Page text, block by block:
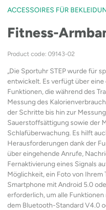
ACCESSOIRES FÜR
Fitness-
Product code: 09143-02
„Die Sportuhr STEP wurde für
entwickelt. Es verfügt über
Funktionen, die während des
Messung des
der Schritte bis hin zur
Sauerstoffsättigung sowie der
Schlafüberwachung. Es hilft
Herausforderungen dank der
über eingehende Anrufe,
Fernaktivierung eines Signals
Möglichkeit, ein Foto von Ihrem
Smartphone mit Android 5.0
erforderlich, um alle
dem Bluetooth-Standard V4.0